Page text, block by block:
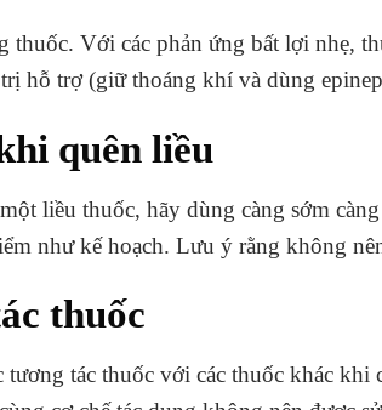
thuốc. Với các phản ứng bất lợi nhẹ,
hỗ trợ (giữ thoáng khí và dùng
quên liều
liều thuốc, hãy dùng càng sớm
như kế hoạch. Lưu ý rằng không
thuốc
tương tác thuốc với các thuốc khác khi